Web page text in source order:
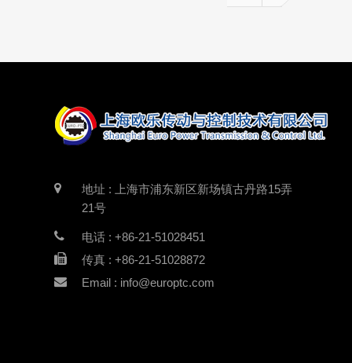
地址 : 上海市浦东新区新场镇古丹路15弄
21号
电话 : +86-21-51028451
传真 : +86-21-51028872
Email : info@europtc.com